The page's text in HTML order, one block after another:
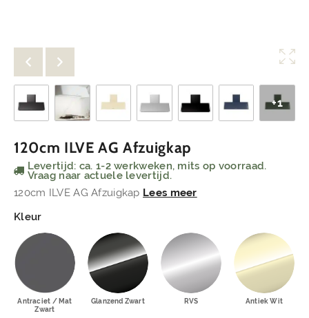
+1
120cm ILVE AG Afzuigkap
Levertijd: ca. 1-2 werkweken, mits op voorraad.
Vraag naar actuele levertijd.
120cm ILVE AG Afzuigkap Lees meer
Kleur
Antraciet / Mat
Zwart
Glanzend Zwart RVS Antiek Wit